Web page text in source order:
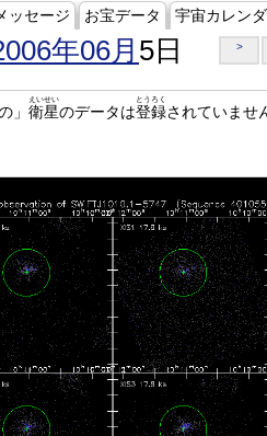
ッセージ お宝データ 宇宙カレン
年06月 5日 >
」 衛星
えいせい
のデータは登録
とうろく
されていませ